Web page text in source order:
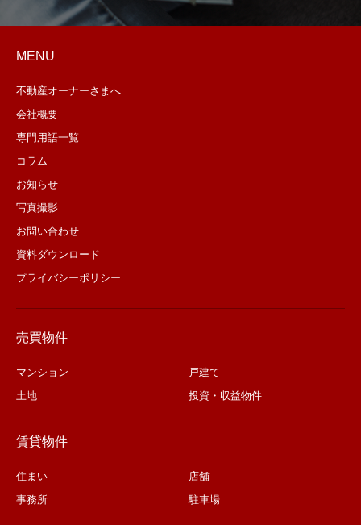
MENU
不動産オーナーさまへ
会社概要
専門用語一覧
コラム
お知らせ
写真撮影
お問い合わせ
資料ダウンロード
プライバシーポリシー
売買物件
マンション
戸建て
土地
投資・収益物件
賃貸物件
住まい
店舗
事務所
駐車場